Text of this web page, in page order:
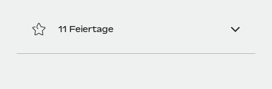
11 Feiertage